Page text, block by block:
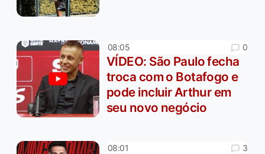
08:05 0
VÍDEO: São Paulo fecha
troca com o Botafogo e
pode incluir Arthur em
seu novo negócio
08:01 3